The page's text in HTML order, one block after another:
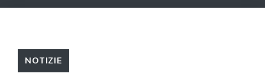
NOTIZIE